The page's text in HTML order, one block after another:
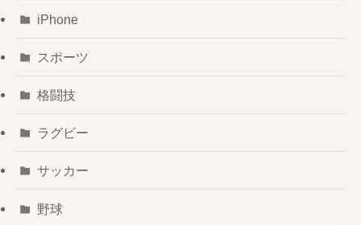
iPhone
スポーツ
格闘技
ラグビー
サッカー
野球